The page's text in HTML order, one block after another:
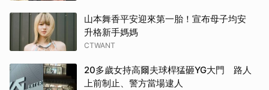
山本舞香平安迎來第一胎！宣布母子均安
升格新手媽媽
CTWANT
20多歲女持高爾夫球桿猛砸YG大門 路人
上前制止、警方當場逮人